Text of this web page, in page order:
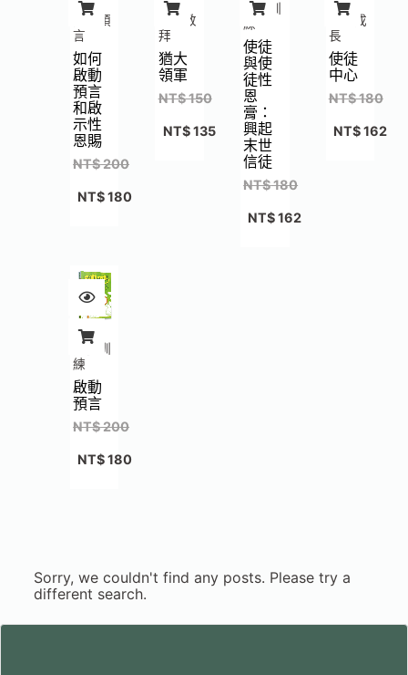
先知預
言
如何
啟動
預言
和啟
示性
恩賜
NT$200
NT$180
禱告敬
拜
猶大
領軍
NT$150
NT$135
門徒訓
練
使徒
與使
徒性
恩
膏：
興起
末世
信徒
NT$180
NT$162
靈命成
長
使徒
中心
NT$180
NT$162
門徒訓
練
啟動
預言
NT$200
NT$180
Sorry, we couldn't find any posts. Please try a
different search.